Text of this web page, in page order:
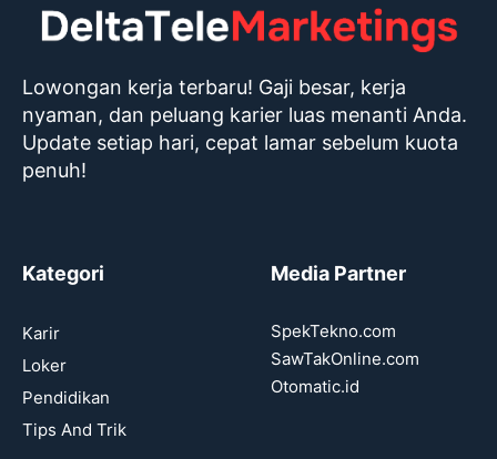
Lowongan kerja terbaru! Gaji besar, kerja
nyaman, dan peluang karier luas menanti Anda.
Update setiap hari, cepat lamar sebelum kuota
penuh!
Kategori
Karir
Loker
Pendidikan
Tips And Trik
Media Partner
SpekTekno.com
SawTakOnline.com
Otomatic.id